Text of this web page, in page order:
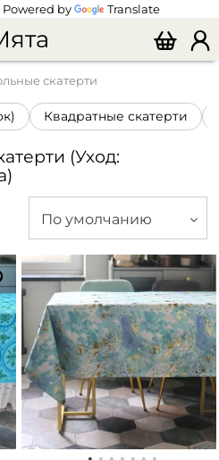
Powered by Translate
скатерти
Квадратные скатерти
(Уход:
По умолчанию